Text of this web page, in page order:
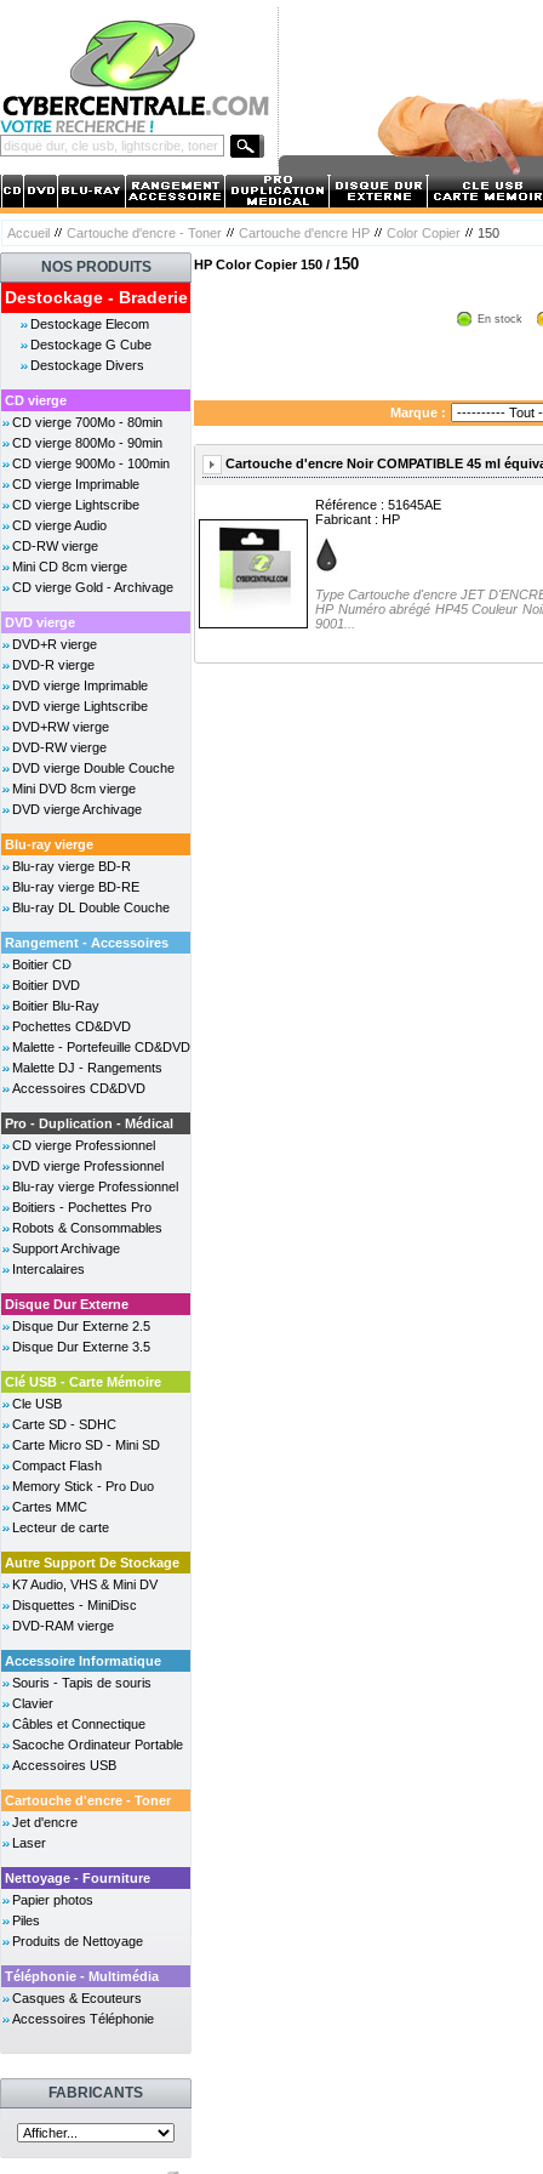
Accueil Cartouche d'encre - Toner Cartouche d'encre HP Color Copier 150
NOS PRODUITS
Destockage - Braderie
Destockage Elecom
Destockage G Cube
Destockage Divers
CD vierge
CD vierge 700Mo - 80min
CD vierge 800Mo - 90min
CD vierge 900Mo - 100min
CD vierge Imprimable
CD vierge Lightscribe
CD vierge Audio
CD-RW vierge
Mini CD 8cm vierge
CD vierge Gold - Archivage
DVD vierge
DVD+R vierge
DVD-R vierge
DVD vierge Imprimable
DVD vierge Lightscribe
DVD+RW vierge
DVD-RW vierge
DVD vierge Double Couche
Mini DVD 8cm vierge
DVD vierge Archivage
Blu-ray vierge
Blu-ray vierge BD-R
Blu-ray vierge BD-RE
Blu-ray DL Double Couche
Rangement - Accessoires
Boitier CD
Boitier DVD
Boitier Blu-Ray
Pochettes CD&DVD
Malette - Portefeuille CD&DVD
Malette DJ - Rangements
Accessoires CD&DVD
Pro - Duplication - Médical
CD vierge Professionnel
DVD vierge Professionnel
Blu-ray vierge Professionnel
Boitiers - Pochettes Pro
Robots & Consommables
Support Archivage
Intercalaires
Disque Dur Externe
Disque Dur Externe 2.5
Disque Dur Externe 3.5
Clé USB - Carte Mémoire
Cle USB
Carte SD - SDHC
Carte Micro SD - Mini SD
Compact Flash
Memory Stick - Pro Duo
Cartes MMC
Lecteur de carte
Autre Support De Stockage
K7 Audio, VHS & Mini DV
Disquettes - MiniDisc
DVD-RAM vierge
Accessoire Informatique
Souris - Tapis de souris
Clavier
Câbles et Connectique
Sacoche Ordinateur Portable
Accessoires USB
Cartouche d'encre - Toner
Jet d'encre
Laser
Nettoyage - Fourniture
Papier photos
Piles
Produits de Nettoyage
Téléphonie - Multimédia
Casques & Ecouteurs
Accessoires Téléphonie
FABRICANTS
HP Color Copier 150 / 150
En stock
Marque :
Cartouche d'encre Noir COMPATIBLE 45 ml
Référence : 51645AE
Fabricant : HP
Type Cartouche d'encre JET
HP Numéro abrégé HP45 Couleur
9001...